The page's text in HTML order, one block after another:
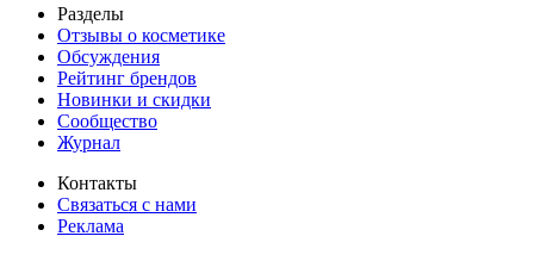
Разделы
Отзывы о косметике
Обсуждения
Рейтинг брендов
Новинки и скидки
Сообщество
Журнал
Контакты
Связаться с нами
Реклама